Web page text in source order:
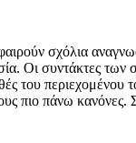
σχόλια
Οι συντάκτες
του
πιο πάνω